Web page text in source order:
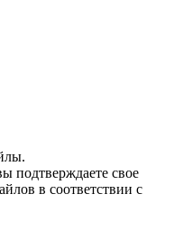
подтверждаете свое
в соответствии с